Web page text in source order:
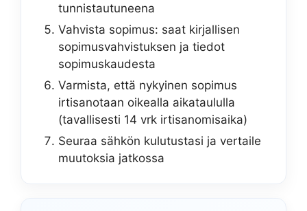
tunnistautuneena
Vahvista sopimus: saat kirjallisen
sopimusvahvistuksen ja tiedot
sopimuskaudesta
Varmista, että nykyinen sopimus
irtisanotaan oikealla aikataululla
(tavallisesti 14 vrk irtisanomisaika)
Seuraa sähkön kulutustasi ja vertaile
muutoksia jatkossa